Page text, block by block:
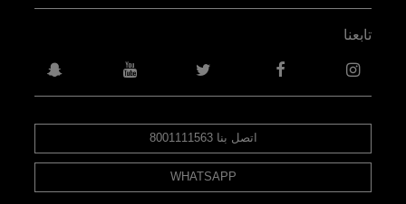
اتصل بنا 8001111563
WHATSAPP
تابعنا